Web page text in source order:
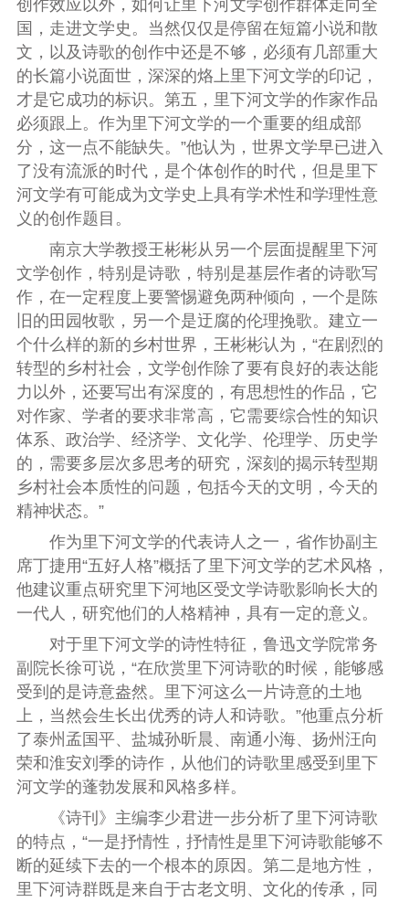
创作效应以外，如何让里下河文学创作群体走向全
国，走进文学史。当然仅仅是停留在短篇小说和散
文，以及诗歌的创作中还是不够，必须有几部重大
的长篇小说面世，深深的烙上里下河文学的印记，
才是它成功的标识。第五，里下河文学的作家作品
必须跟上。作为里下河文学的一个重要的组成部
分，这一点不能缺失。”他认为， 世界文学早已进入
了没有流派的时代，是个体创作的时代，但是里下
河文学有可能成为文学史上具有学术性和学理性意
义的创作题目。
南京大学教授王彬彬从另一个层面提醒里下河
文学创作，特别是诗歌，特别是基层作者的诗歌写
作，在一定程度上要警惕避免两种倾向，一个是陈
旧的田园牧歌，另一个是迂腐的伦理挽歌。建立一
个什么样的新的乡村世界，王彬彬认为，“在剧烈的
转型的乡村社会，文学创作除了要有良好的表达能
力以外，还要写出有深度的，有思想性的作品，它
对作家、学者的要求非常高，它需要综合性的知识
体系、政治学、经济学、文化学、伦理学、历史学
的，需要多层次多思考的研究，深刻的揭示转型期
乡村社会本质性的问题，包括今天的文明，今天的
精神状态。”
作为里下河文学的代表诗人之一，省作协副主
席丁捷用“五好人格”概括了里下河文学的艺术风格，
他建议重点研究里下河地区受文学诗歌影响长大的
一代人，研究他们的人格精神，具有一定的意义。
对于里下河文学的诗性特征，鲁迅文学院常务
副院长徐可说，“在欣赏里下河诗歌的时候，能够感
受到的是诗意盎然。里下河这么一片诗意的土地
上，当然会生长出优秀的诗人和诗歌。”他重点分析
了泰州孟国平、盐城孙昕晨、南通小海、扬州汪向
荣和淮安刘季的诗作，从他们的诗歌里感受到里下
河文学的蓬勃发展和风格多样。
《诗刊》主编李少君进一步分析了里下河诗歌
的特点，“一是抒情性，抒情性是里下河诗歌能够不
断的延续下去的一个根本的原因。第二是地方性，
里下河诗群既是来自于古老文明、文化的传承，同